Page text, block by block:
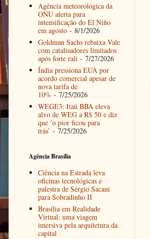
Agência meteorológica da
ONU alerta para
intensificação do El Niño
em agosto- 8/1/2026
Goldman Sachs rebaixa Vale
com catalisadores limitados
após forte rali - 7/27/2026
Índia pressiona EUA por
acordo comercial apesar de
nova tarifa de
10% - 7/25/2026
WEGE3: Itaú BBA eleva
alvo de WEG a R$ 50 e diz
que ’o pior ficou para
trás’ - 7/25/2026
Agência Brasília
Ciência na Estrada leva
oficinas tecnológicas e
palestra de Sérgio Sacani
para Sobradinho II
Brasília em Realidade
Virtual: uma viagem
imersiva pela arquitetura da
capital